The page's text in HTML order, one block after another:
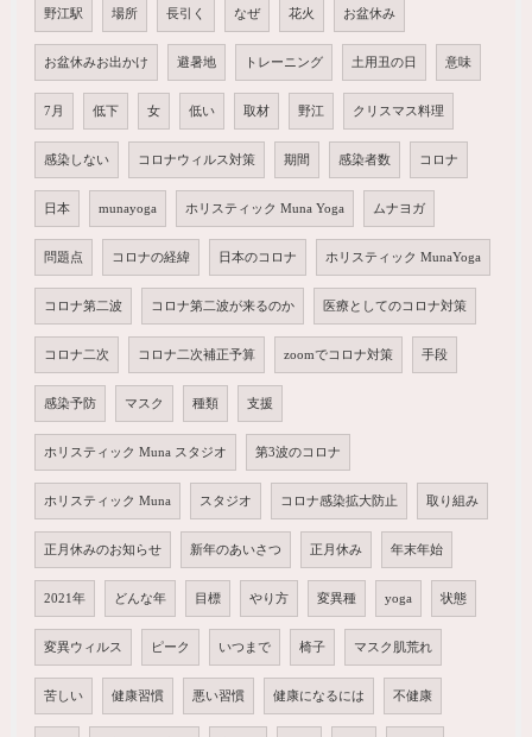
野江駅 場所 長引く なぜ 花火 お盆休み
お盆休みお出かけ 避暑地 トレーニング 土用丑の日 意味
7月 低下 女 低い 取材 野江 クリスマス料理
感染しない コロナウィルス対策 期間 感染者数 コロナ
日本 munayoga ホリスティック Muna Yoga ムナヨガ
問題点 コロナの経緯 日本のコロナ ホリスティック MunaYoga
コロナ第二波 コロナ第二波が来るのか 医療としてのコロナ対策
コロナ二次 コロナ二次補正予算 zoomでコロナ対策 手段
感染予防 マスク 種類 支援
ホリスティック Muna スタジオ 第3波のコロナ
ホリスティック Muna スタジオ コロナ感染拡大防止 取り組み
正月休みのお知らせ 新年のあいさつ 正月休み 年末年始
2021年 どんな年 目標 やり方 変異種 yoga 状態
変異ウィルス ピーク いつまで 椅子 マスク肌荒れ
苦しい 健康習慣 悪い習慣 健康になるには 不健康